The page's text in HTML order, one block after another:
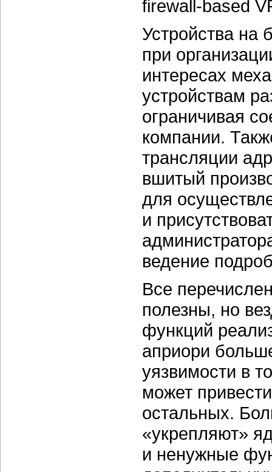
firewall-based
Устройства на
при
интересах
устройствам
ограничивая
компании.
трансляции
вшитый
для
и
ведение
Все
полезны, но
функций
априори
уязвимости в
может
остальных.
«укрепляют»
и ненужные